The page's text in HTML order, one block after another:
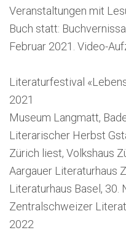
Veranstaltungen mit
Buch statt:
Februar 2021. Video-
Literaturfestival
2021
Museum Langmatt,
Literarischer Herbst
Zürich liest, Volkshaus
Aargauer Literaturhaus
Literaturhaus Basel, 30.
Zentralschweizer
2022